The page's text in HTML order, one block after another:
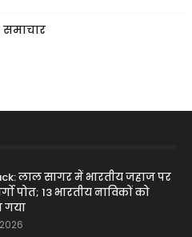
लाल सागर में भारतीय जहाज पर
पोत; 13 भारतीय नाविकों को
गया